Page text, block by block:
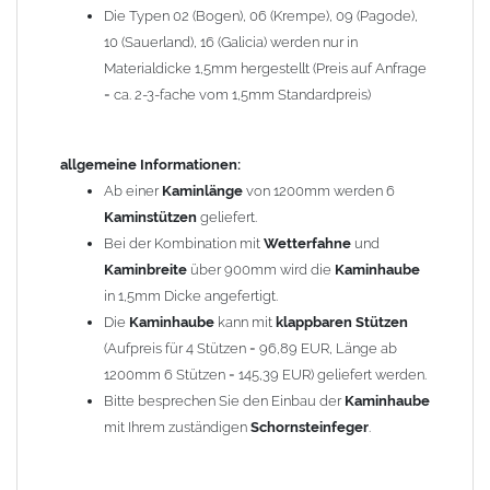
Zum Bild vergößern, bitte auf das Bild klicken!
Die Typen 02 (Bogen), 06 (Krempe), 09 (Pagode),
10 (Sauerland), 16 (Galicia) werden nur in
Materialdicke 1,5mm hergestellt (Preis auf Anfrage
= ca. 2-3-fache vom 1,5mm Standardpreis)
allgemeine Informationen:
Ab einer Kaminlänge von 1200mm werden 6
Kaminstützen geliefert.
Bei der Kombination mit Wetterfahne und
Kaminbreite über 900mm wird die Kaminhaube
in 1,5mm Dicke angefertigt.
Die Kaminhaube kann mit klappbaren Stützen
(Aufpreis für 4 Stützen = 96,89 EUR, Länge ab
1200mm 6 Stützen = 145,39 EUR) geliefert werden.
Bitte besprechen Sie den Einbau der Kaminhaube
mit Ihrem zuständigen Schornsteinfeger.